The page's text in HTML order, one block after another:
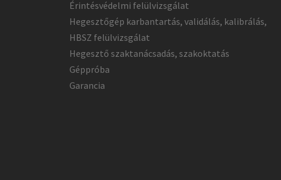
Érintésvédelmi felülvizsgálat
Hegesztőgép karbantartás, validálás, kalibrálás,
HBSZ felülvizsgálat
Hegesztő szaktanácsadás, szakoktatás
Géppróba
Garancia